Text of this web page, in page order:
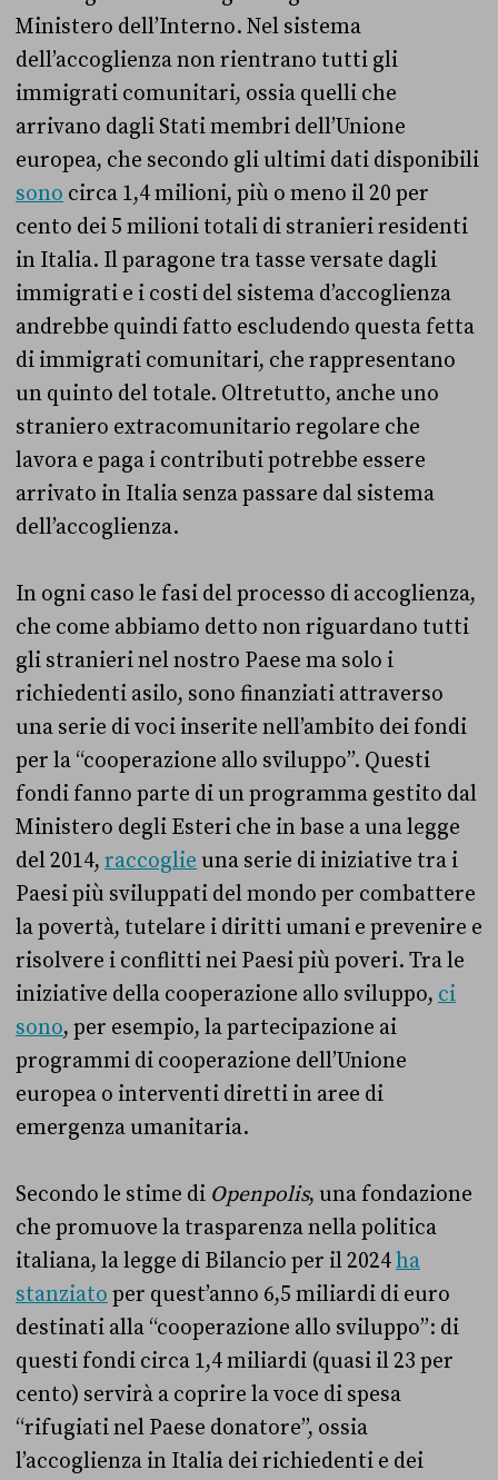
Ministero dell’Interno. Nel sistema
dell’accoglienza non rientrano tutti gli
immigrati comunitari, ossia quelli che
arrivano dagli Stati membri dell’Unione
europea, che secondo gli ultimi dati disponibili
sono circa 1,4 milioni, più o meno il 20 per
cento dei 5 milioni totali di stranieri residenti
in Italia. Il paragone tra tasse versate dagli
immigrati e i costi del sistema d’accoglienza
andrebbe quindi fatto escludendo questa fetta
di immigrati comunitari, che rappresentano
un quinto del totale. Oltretutto, anche uno
straniero extracomunitario regolare che
lavora e paga i contributi potrebbe essere
arrivato in Italia senza passare dal sistema
dell’accoglienza.
In ogni caso le fasi del processo di accoglienza,
che come abbiamo detto non riguardano tutti
gli stranieri nel nostro Paese ma solo i
richiedenti asilo, sono finanziati attraverso
una serie di voci inserite nell’ambito dei fondi
per la “cooperazione allo sviluppo”. Questi
fondi fanno parte di un programma gestito dal
Ministero degli Esteri che in base a una legge
del 2014, raccoglie una serie di iniziative tra i
Paesi più sviluppati del mondo per combattere
la povertà, tutelare i diritti umani e prevenire e
risolvere i conflitti nei Paesi più poveri. Tra le
iniziative della cooperazione allo sviluppo, ci
sono, per esempio, la partecipazione ai
programmi di cooperazione dell’Unione
europea o interventi diretti in aree di
emergenza umanitaria.
Secondo le stime di Openpolis, una fondazione
che promuove la trasparenza nella politica
italiana, la legge di Bilancio per il 2024ha
stanziato per quest’anno 6,5 miliardi di euro
destinati alla “cooperazione allo sviluppo”: di
questi fondi circa 1,4 miliardi (quasi il 23 per
cento) servirà a coprire la voce di spesa
“rifugiati nel Paese donatore”, ossia
l’accoglienza in Italia dei richiedenti e dei